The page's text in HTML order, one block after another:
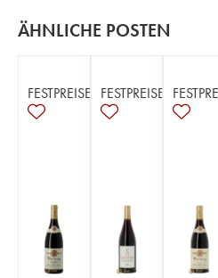
ÄHNLICHE POSTEN
FESTPREISE FESTPREISE